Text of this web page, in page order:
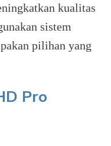
kualitas
sistem
pilihan yang
Pro